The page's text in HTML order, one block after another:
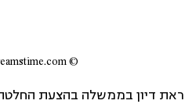
© Andrey Salamchev | Dreamstime.com